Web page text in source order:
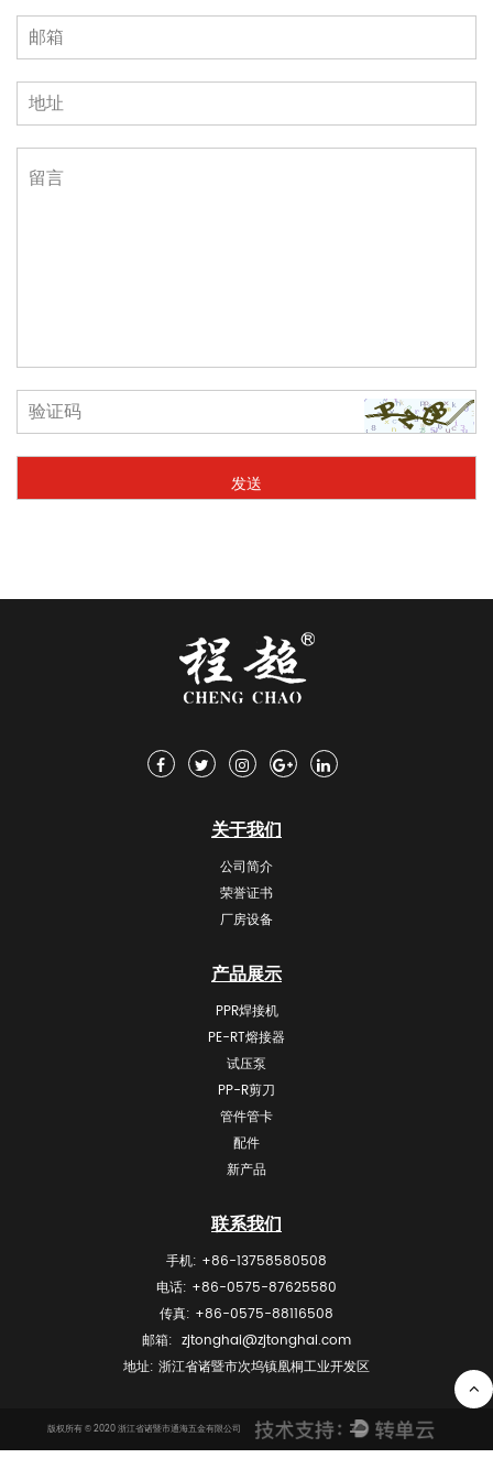
关于我们
公司简介
荣誉证书
厂房设备
产品展示
PPR焊接机
PE-RT熔接器
试压泵
PP-R剪刀
管件管卡
配件
新产品
联系我们
手机: +86-13758580508
电话: +86-0575-87625580
传真: +86-0575-88116508
邮箱: zjtonghai@zjtonghai.com
地址: 浙江省诸暨市次坞镇凰桐工业开发区
版权所有 © 2020 浙江省诸暨市通海五金有限公司